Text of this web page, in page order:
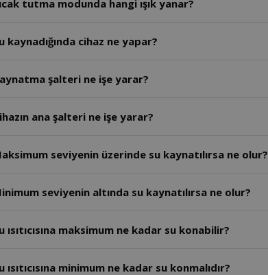
tutma modunda hangi ışık yanar?
kaynadığında cihaz ne yapar?
şalteri ne işe yarar?
ana şalteri ne işe yarar?
seviyenin üzerinde su kaynatılırsa ne olur?
seviyenin altında su kaynatılırsa ne olur?
maksimum ne kadar su konabilir?
minimum ne kadar su konmalıdır?